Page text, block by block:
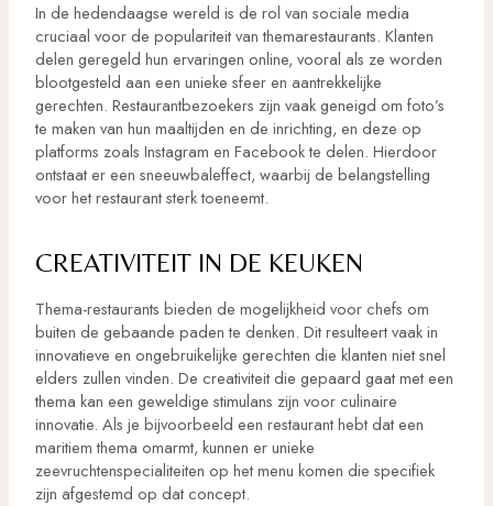
In de hedendaagse wereld is de rol van sociale media
cruciaal voor de populariteit van themarestaurants. Klanten
delen geregeld hun ervaringen online, vooral als ze worden
blootgesteld aan een unieke sfeer en aantrekkelijke
gerechten. Restaurantbezoekers zijn vaak geneigd om foto’s
te maken van hun maaltijden en de inrichting, en deze op
platforms zoals Instagram en Facebook te delen. Hierdoor
ontstaat er een sneeuwbaleffect, waarbij de belangstelling
voor het restaurant sterk toeneemt.
CREATIVITEIT IN DE KEUKEN
Thema-restaurants bieden de mogelijkheid voor chefs om
buiten de gebaande paden te denken. Dit resulteert vaak in
innovatieve en ongebruikelijke gerechten die klanten niet snel
elders zullen vinden. De creativiteit die gepaard gaat met een
thema kan een geweldige stimulans zijn voor culinaire
innovatie. Als je bijvoorbeeld een restaurant hebt dat een
maritiem thema omarmt, kunnen er unieke
zeevruchtenspecialiteiten op het menu komen die specifiek
zijn afgestemd op dat concept.